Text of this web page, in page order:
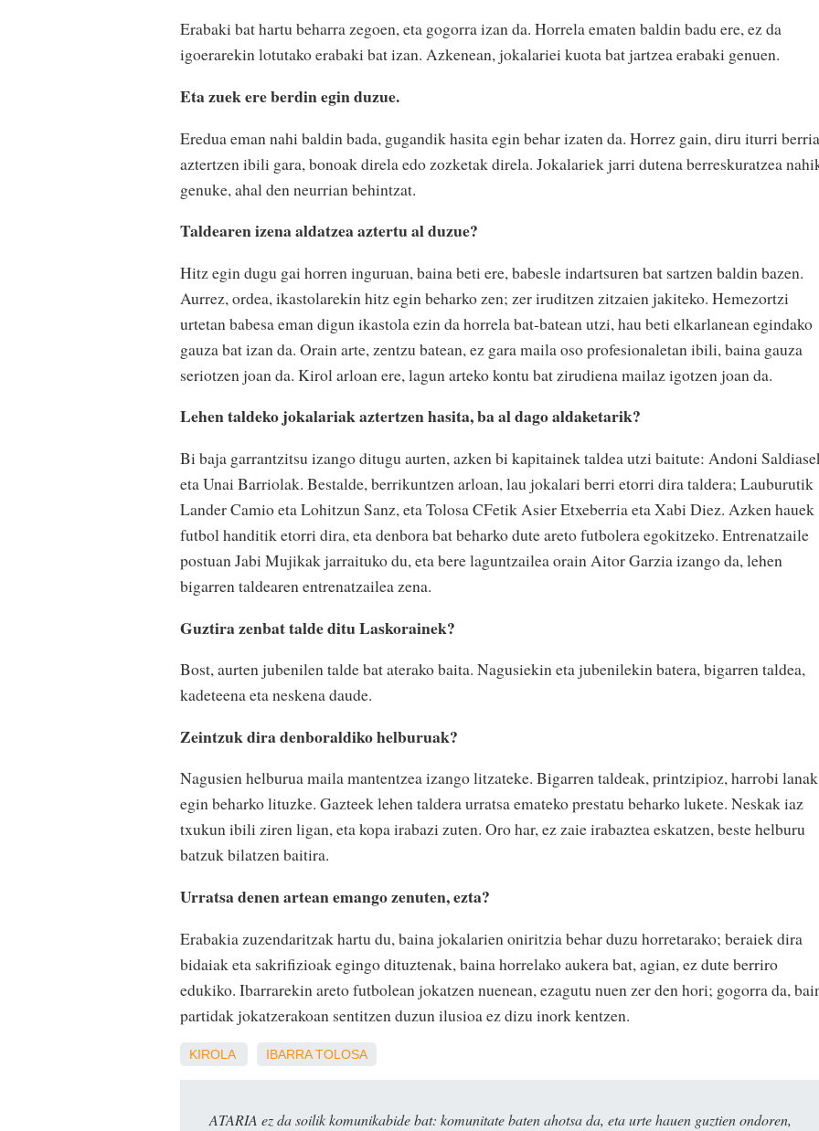
Erabaki bat hartu beharra zegoen, eta gogorra izan da. Horrela ematen baldin badu ere, ez da
igoerarekin lotutako erabaki bat izan. Azkenean, jokalariei kuota bat jartzea erabaki genuen.
Eta zuek ere berdin egin duzue.
Eredua eman nahi baldin bada, gugandik hasita egin behar izaten da. Horrez gain, diru iturri
aztertzen ibili gara, bonoak direla edo zozketak direla. Jokalariek jarri dutena berreskuratzea
genuke, ahal den neurrian behintzat.
Taldearen izena aldatzea aztertu al duzue?
Hitz egin dugu gai horren inguruan, baina beti ere, babesle indartsuren bat sartzen baldin bazen.
Aurrez, ordea, ikastolarekin hitz egin beharko zen; zer iruditzen zitzaien jakiteko. Hemezortzi
urtetan babesa eman digun ikastola ezin da horrela bat-batean utzi, hau beti elkarlanean egindako
gauza bat izan da. Orain arte, zentzu batean, ez gara maila oso profesionaletan ibili, baina gauza
seriotzen joan da. Kirol arloan ere, lagun arteko kontu bat zirudiena mailaz igotzen joan da.
Lehen taldeko jokalariak aztertzen hasita, ba al dago aldaketarik?
Bi baja garrantzitsu izango ditugu aurten, azken bi kapitainek taldea utzi baitute: Andoni
eta Unai Barriolak. Bestalde, berrikuntzen arloan, lau jokalari berri etorri dira taldera; Lauburutik
Lander Camio eta Lohitzun Sanz, eta Tolosa CFetik Asier Etxeberria eta Xabi Diez. Azken hauek
futbol handitik etorri dira, eta denbora bat beharko dute areto futbolera egokitzeko. Entrenatzaile
postuan Jabi Mujikak jarraituko du, eta bere laguntzailea orain Aitor Garzia izango da, lehen
bigarren taldearen entrenatzailea zena.
Guztira zenbat talde ditu Laskorainek?
Bost, aurten jubenilen talde bat aterako baita. Nagusiekin eta jubenilekin batera, bigarren taldea,
kadeteena eta neskena daude.
Zeintzuk dira denboraldiko helburuak?
Nagusien helburua maila mantentzea izango litzateke. Bigarren taldeak, printzipioz, harrobi lanak
egin beharko lituzke. Gazteek lehen taldera urratsa emateko prestatu beharko lukete. Neskak iaz
txukun ibili ziren ligan, eta kopa irabazi zuten. Oro har, ez zaie irabaztea eskatzen, beste helburu
batzuk bilatzen baitira.
Urratsa denen artean emango zenuten, ezta?
Erabakia zuzendaritzak hartu du, baina jokalarien oniritzia behar duzu horretarako; beraiek dira
bidaiak eta sakrifizioak egingo dituztenak, baina horrelako aukera bat, agian, ez dute berriro
edukiko. Ibarrarekin areto futbolean jokatzen nuenean, ezagutu nuen zer den hori; gogorra da,
partidak jokatzerakoan sentitzen duzun ilusioa ez dizu inork kentzen.
KIROLA IBARRA TOLOSA
ATARIA ez da soilik komunikabide bat: komunitate baten ahotsa da, eta urte hauen guztien ondoren,